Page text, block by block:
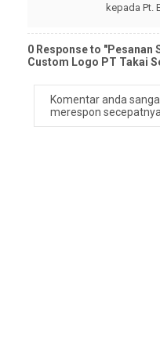
kepada Pt.
0 Response to "Pesanan
Custom Logo PT Takai
Komentar anda
merespon